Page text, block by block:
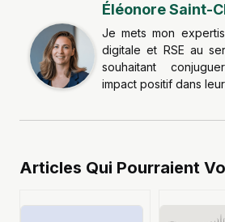
Éléonore Saint-
Je mets mon
digitale et RSE au
souhaitant
impact positif dans
Articles Qui Pourraient